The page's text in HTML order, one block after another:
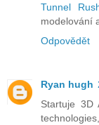
Tunnel
modelování
Odpovědět
Ryan hugh
Startuje 3D